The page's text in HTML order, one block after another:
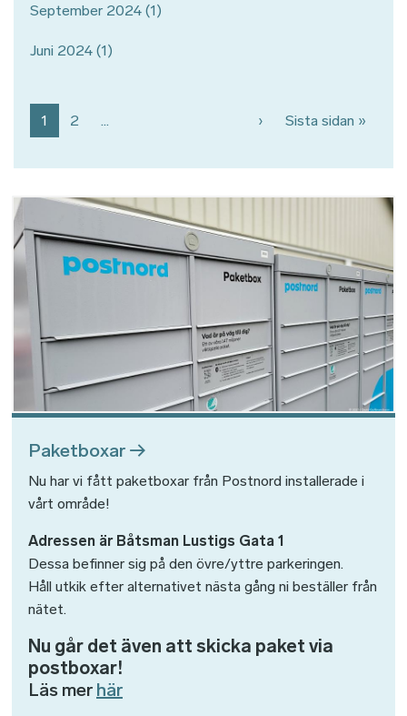
September 2024 (1)
Juni 2024 (1)
Paginering
1 2 … › Nästa sida
Sista sidan »
Bild
Paketboxar
Nu har vi fått paketboxar från Postnord installerade i
vårt område!
Adressen är Båtsman Lustigs Gata 1
Dessa befinner sig på den övre/yttre parkeringen.
Håll utkik efter alternativet nästa gång ni beställer från
nätet.
Nu går det även att skicka paket via
postboxar!
Läs mer här